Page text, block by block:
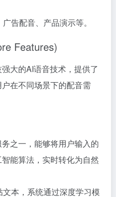
告配音、产品演示等。
Features)
大的AI语音技术，提供了
在不同场景下的配音需
之一，能够将用户输入的
能算法，实时转化为自然
文本，系统通过深度学习模